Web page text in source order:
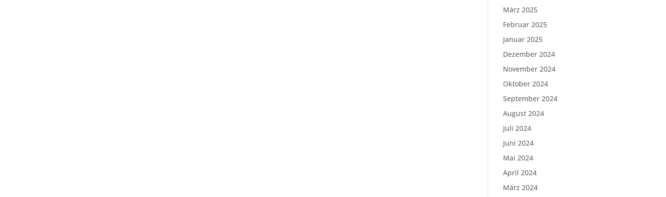
März 2025
Februar 2025
Januar 2025
Dezember 2024
November 2024
Oktober 2024
September 2024
August 2024
Juli 2024
Juni 2024
Mai 2024
April 2024
März 2024